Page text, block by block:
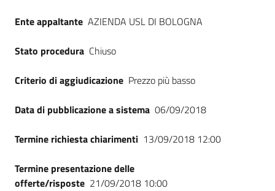
English
site
Seguici
Ente appaltante AZIENDA USL DI BOLOGNA
Stato procedura Chiuso
Criterio di aggiudicazione Prezzo più basso
Data di pubblicazione a sistema 06/09/2018
Termine richiesta chiarimenti 13/09/2018 12:00
Termine presentazione delle
offerte/risposte 21/09/2018 10:00